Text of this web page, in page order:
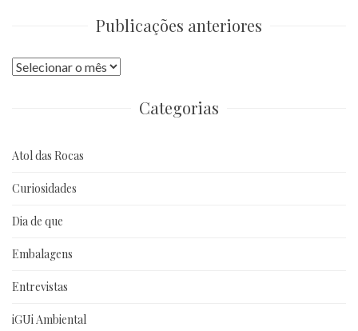
Publicações anteriores
Publicações
Categorias
Atol das Rocas
Curiosidades
Dia de que
Embalagens
Entrevistas
iGUi Ambiental